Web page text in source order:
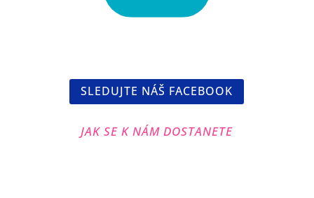
SLEDUJTE NÁŠ FACEBOOK
JAK SE K NÁM DOSTANETE